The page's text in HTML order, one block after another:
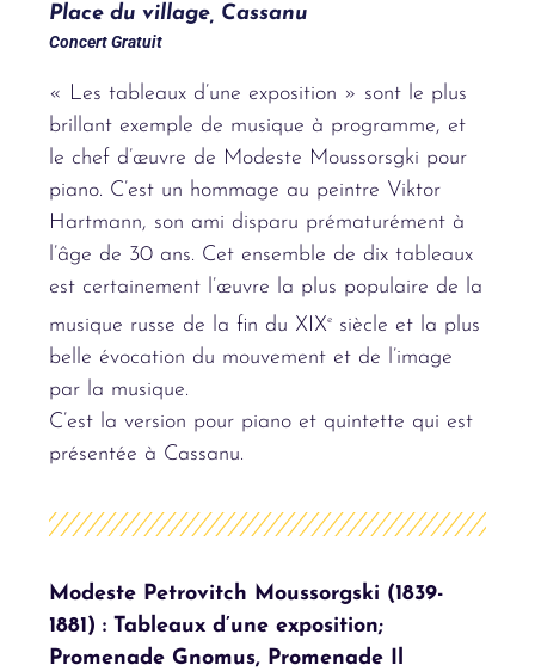
Place du village, Cassanu
Concert Gratuit
« Les tableaux d’une exposition » sont le plus
brillant exemple de musique à programme, et
le chef d’œuvre de Modeste Moussorsgki pour
piano. C’est un hommage au peintre Viktor
Hartmann, son ami disparu prématurément à
l’âge de 30 ans. Cet ensemble de dix tableaux
est certainement l’œuvre la plus populaire de la
musique russe de la fin du XIXe
siècle et la plus
belle évocation du mouvement et de l’image
par la musique.
C’est la version pour piano et quintette qui est
présentée à Cassanu.
Modeste Petrovitch Moussorgski (1839-
1881) : Tableaux d’une exposition;
Promenade Gnomus, Promenade Il